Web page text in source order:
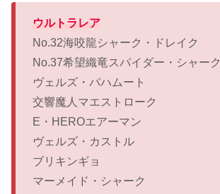
ウルトラレア
No.32海咬龍シャーク・ドレイク
No.37希望織竜スパイダー・シャーク
ヴェルズ・バハムート
交響魔人マエストローク
E・HEROエアーマン
ヴェルズ・カストル
ブリキンギョ
マーメイド・シャーク